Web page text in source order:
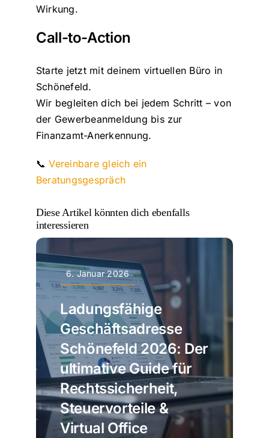
Wirkung.
Call-to-Action
Starte jetzt mit deinem virtuellen Büro in
Schönefeld.
Wir begleiten dich bei jedem Schritt – von
der Gewerbeanmeldung bis zur
Finanzamt-Anerkennung.
📞Vereinbare gleich ein
Beratungsgespräch
Diese Artikel könnten dich ebenfalls
interessieren
6. Januar 2026
Ladungsfähige
Geschäftsadresse
Schönefeld 2026: Der
ultimative Guide für
Rechtssicherheit,
Steuervorteile &
Virtual Office